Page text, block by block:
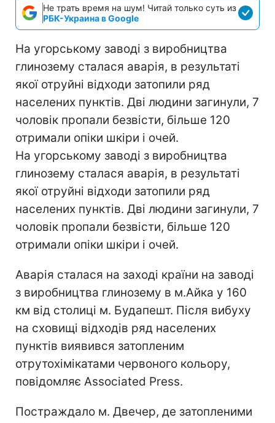
Не трать время на шум! Читай только суть из
РБК-Украина в Google
На угорському заводі з виробництва
глинозему сталася аварія, в результаті
якої отруйні відходи затопили ряд
населених пунктів. Дві людини загинули, 7
чоловік пропали безвісти, більше 120
отримали опіки шкіри і очей.
На угорському заводі з виробництва
глинозему сталася аварія, в результаті
якої отруйні відходи затопили ряд
населених пунктів. Дві людини загинули, 7
чоловік пропали безвісти, більше 120
отримали опіки шкіри і очей.
Аварія сталася на заході країни на заводі
з виробництва глинозему в м.Aйка у 160
км від столиці м. Будапешт. Після вибуху
на сховищі відходів ряд населених
пунктів виявився затопленим
отрутохімікатами червоного кольору,
повідомляє Associated Press.
Постраждало м. Двечер, де затопленими